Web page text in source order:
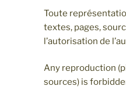
Toute
textes, pages,
l’autorisation de
Any reproduction
sources) is